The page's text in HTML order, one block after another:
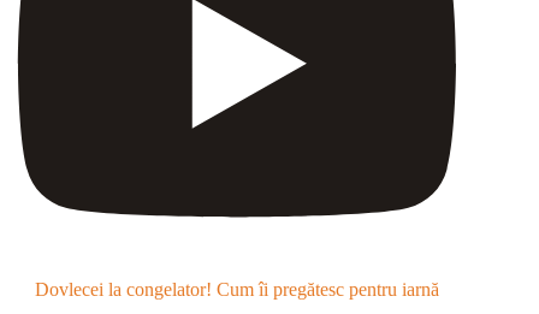
Dovlecei la congelator! Cum îi pregătesc pentru iarnă